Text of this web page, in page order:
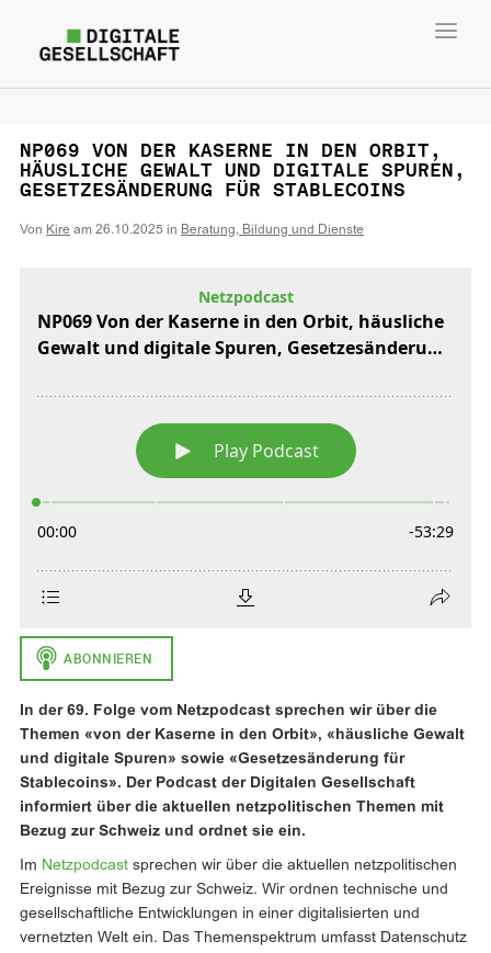
NP069 VON DER KASERNE IN DEN ORBIT,
HÄUSLICHE GEWALT UND DIGITALE SPUREN,
GESETZESÄNDERUNG FÜR STABLECOINS
Von Kire am 26.10.2025 in Beratung, Bildung und Dienste
In der 69. Folge vom Netzpodcast sprechen wir über die
Themen «von der Kaserne in den Orbit», «häusliche Gewalt
und digitale Spuren» sowie «Gesetzesänderung für
Stablecoins». Der Podcast der Digitalen Gesellschaft
informiert über die aktuellen netzpolitischen Themen mit
Bezug zur Schweiz und ordnet sie ein.
Im Netzpodcast sprechen wir über die aktuellen netzpolitischen
Ereignisse mit Bezug zur Schweiz. Wir ordnen technische und
gesellschaftliche Entwicklungen in einer digitalisierten und
vernetzten Welt ein. Das Themenspektrum umfasst Datenschutz